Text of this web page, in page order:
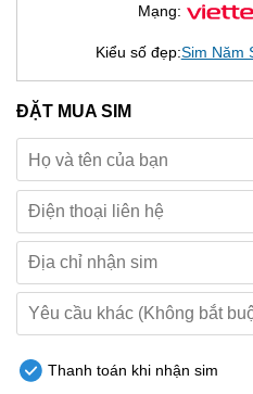
Mạng:
Kiểu số đẹp:Sim Năm
ĐẶT MUA SIM
Thanh toán khi nhận sim